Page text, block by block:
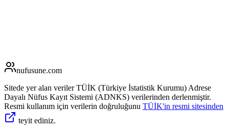
nufusune.com
Sitede yer alan veriler TÜİK (Türkiye İstatistik Kurumu) Adrese
Dayalı Nüfus Kayıt Sistemi (ADNKS) verilerinden derlenmiştir.
Resmi kullanım için verilerin doğruluğunu TÜİK'in resmi sitesinden
teyit ediniz.